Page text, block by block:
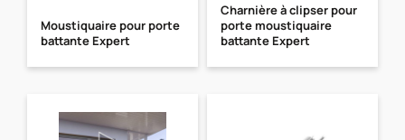
Moustiquaire pour porte
battante Expert
Charnière à clipser pour
porte moustiquaire
battante Expert